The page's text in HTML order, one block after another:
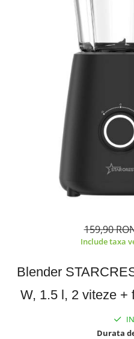
Robot de bucătărie
Dispozitive smart home
159,90
Include taxa
Blender
W, 1.5 l, 2 viteze +
Durata